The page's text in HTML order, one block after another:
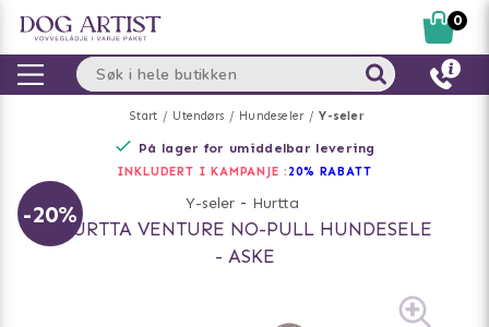
Start Utendørs Hundeseler Y-seler
På lager for umiddelbar levering
INKLUDERT I KAMPANJE : 20% RABATT
-20% Y-seler - Hurtta
HURTTA VENTURE NO-PULL HUNDESELE
- ASKE
0